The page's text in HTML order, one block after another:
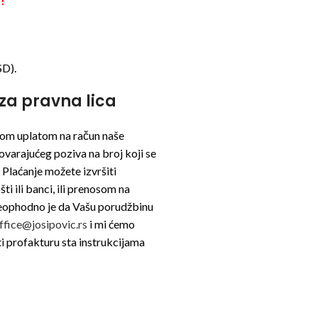
pravna lica
uplatom na račun naše
poziva na broj koji se
možete izvršiti
ili banci, ili prenosom na
je da Vašu porudžbinu
i mi ćemo
profakturu sta instrukcijama